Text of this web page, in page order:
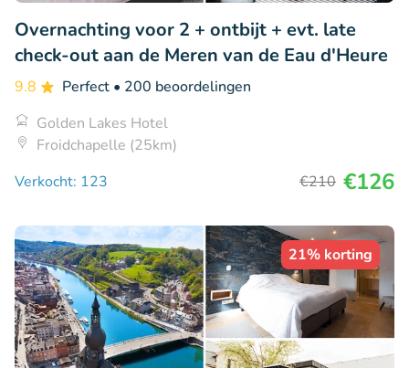
Overnachting voor 2 + ontbijt + evt. late
check-out aan de Meren van de Eau d'Heure
9.8 Perfect • 200 beoordelingen
Golden Lakes Hotel
Froidchapelle (25km)
Verkocht: 123
€210 €126
21% korting